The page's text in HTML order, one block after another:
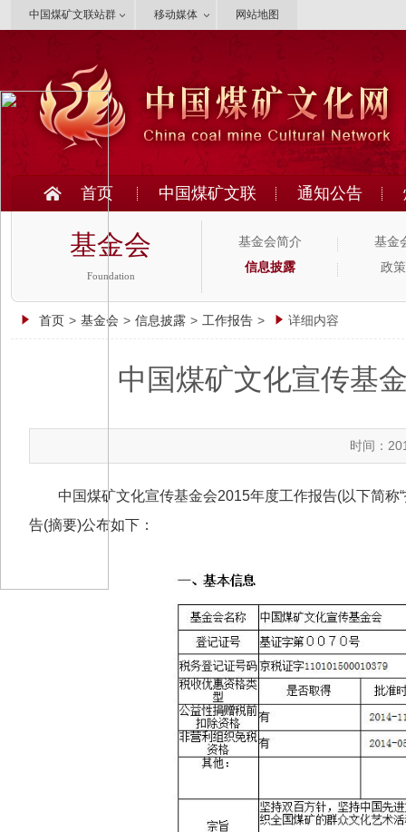
中国煤矿文联站群 移动媒体 网站地图
首页 中国煤矿文联 通知公告
基金会
Foundation
基金会简介
基金
信息披露
政
首页 > 基金会 > 信息披露 > 工作报告 > 详细内容
中国煤矿文化宣传基
时间：
中国煤矿文化宣传基金会2015年度工作报告(以下简
告(摘要)公布如下：